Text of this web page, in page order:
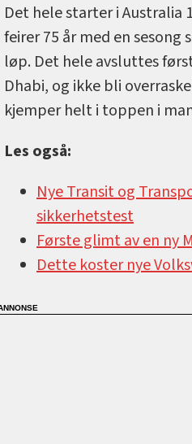
Det hele starter i Australia
feirer 75 år med en sesong
løp. Det hele avsluttes
Dhabi, og ikke bli
kjemper helt i toppen i
Les også:
Nye Transit og
sikkerhetstest
Første glimt av en ny
Dette koster nye